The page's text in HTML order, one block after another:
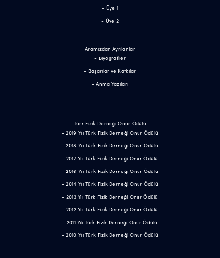
- Üye 1
- Üye 2
Aramızdan Ayrılanlar
- Biyografiler
- Başarılar ve Katkılar
- Anma Yazıları
Türk Fizik Derneği Onur Ödülü
- 2019 Yılı Türk Fizik Derneği Onur Ödülü
- 2018 Yılı Türk Fizik Derneği Onur Ödülü
- 2017 Yılı Türk Fizik Derneği Onur Ödülü
- 2016 Yılı Türk Fizik Derneği Onur Ödülü
- 2014 Yılı Türk Fizik Derneği Onur Ödülü
- 2013 Yılı Türk Fizik Derneği Onur Ödülü
- 2012 Yılı Türk Fizik Derneği Onur Ödülü
- 2011 Yılı Türk Fizik Derneği Onur Ödülü
- 2010 Yılı Türk Fizik Derneği Onur Ödülü